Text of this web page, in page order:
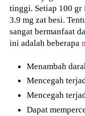
tinggi. Setiap 100 gr
3.9 mg zat besi.
sangat bermanfaat
ini adalah beberapa
Menambah
Mencegah
Mencegah
Dapat